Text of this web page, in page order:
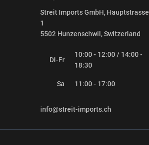
Streit Imports GmbH, Hauptstrasse
1
5502 Hunzenschwil, Switzerland
Di-Fr
10:00 - 12:00 / 14:00 -
18:30
Sa 11:00 - 17:00
info@streit-imports.ch